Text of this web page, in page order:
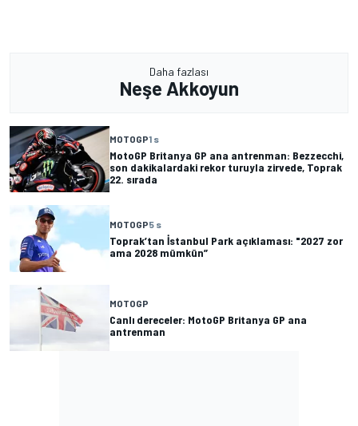
Daha fazlası
Neşe Akkoyun
MOTOGP1 s
MotoGP Britanya GP ana antrenman: Bezzecchi,
son dakikalardaki rekor turuyla zirvede, Toprak
22. sırada
MOTOGP5 s
Toprak’tan İstanbul Park açıklaması: "2027 zor
ama 2028 mümkün”
MOTOGP
Canlı dereceler: MotoGP Britanya GP ana
antrenman